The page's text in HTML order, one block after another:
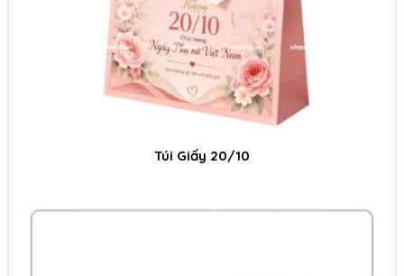
Túi Giấy 20/10